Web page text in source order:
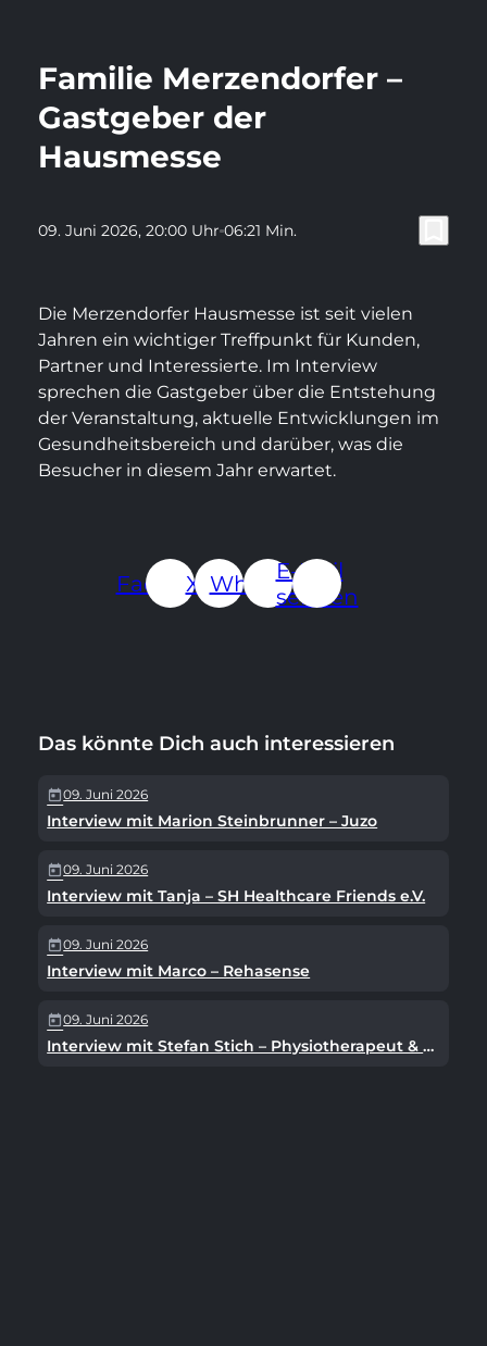
altern – Was Ernährung
wirklich bewirken kann
TEIL 2
Im zweiten Teil von Gesundzeit spricht
Greta Baesch mit Melanie Hofsäß-Tierling, …
7. Aug. 2026, 18:00 Uhr16:48 Min.
Familie Merzendorfer –
Gastgeber der
Hausmesse
09. Juni 2026, 20:00 Uhr06:21 Min.
Die Merzendorfer Hausmesse ist seit vielen
Jahren ein wichtiger Treffpunkt für Kunden,
Partner und Interessierte. Im Interview
sprechen die Gastgeber über die Entstehung
der Veranstaltung, aktuelle Entwicklungen im
Gesundheitsbereich und darüber, was die
Besucher in diesem Jahr erwartet.
Facebook
X.com
WhatsApp
E-Mail
senden
Das könnte Dich auch interessieren
today09. Juni 2026
Interview mit Marion Steinbrunner – Juzo
today09. Juni 2026
Interview mit Tanja – SH Healthcare Friends e.V.
today09. Juni 2026
Interview mit Marco – Rehasense
today09. Juni 2026
Interview mit Stefan Stich – Physiotherapeut & Geschäftsführer